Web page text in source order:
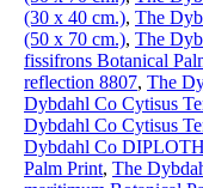
(30 x 40 cm.), The
(50 x 70 cm.), The
fissifrons Botanical
reflection 8807, The
Dybdahl Co Cytisus
Dybdahl Co Cytisus
Dybdahl Co
Palm Print, The